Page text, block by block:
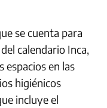
se cuenta para
calendario Inca,
espacios en las
higiénicos
incluye el